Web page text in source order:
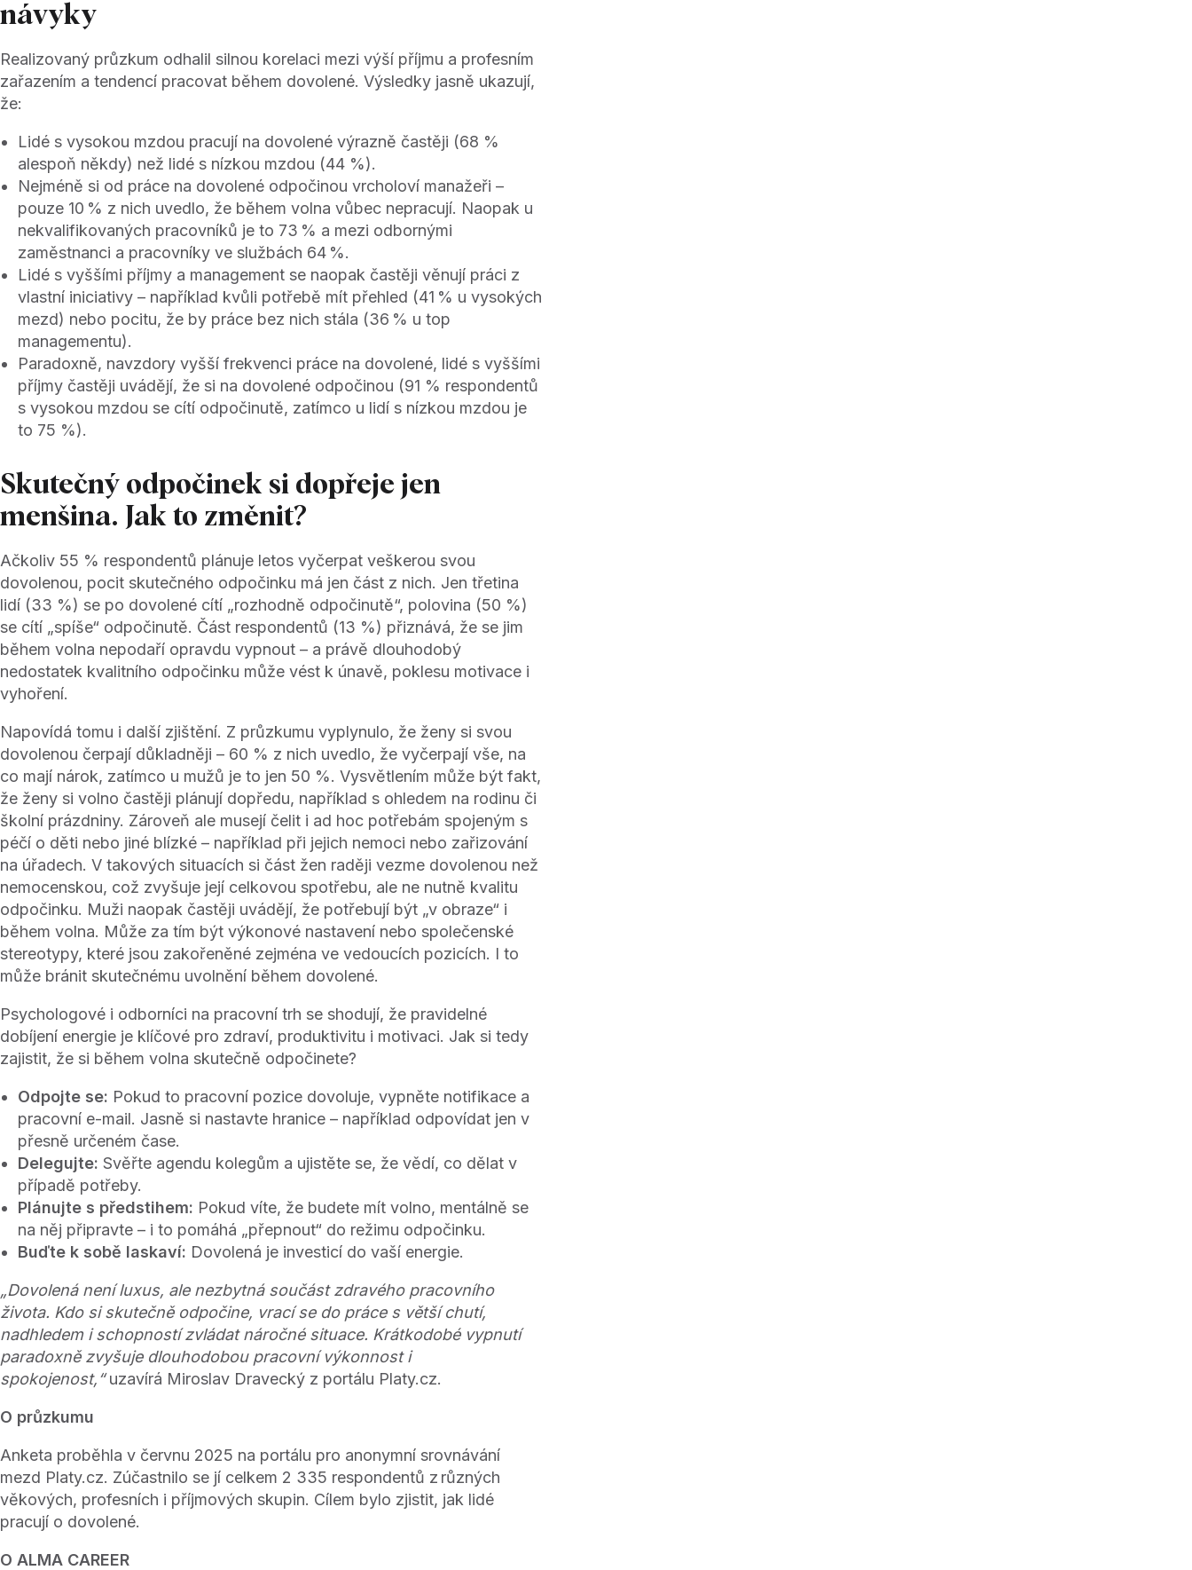
návyky
Realizovaný průzkum odhalil silnou korelaci mezi výší příjmu a profesním
zařazením a tendencí pracovat během dovolené. Výsledky jasně ukazují,
že:
Lidé s vysokou mzdou pracují na dovolené výrazně častěji (68 %
alespoň někdy) než lidé s nízkou mzdou (44 %).
Nejméně si od práce na dovolené odpočinou vrcholoví manažeři –
pouze 10 % z nich uvedlo, že během volna vůbec nepracují. Naopak u
nekvalifikovaných pracovníků je to 73 % a mezi odbornými
zaměstnanci a pracovníky ve službách 64 %.
Lidé s vyššími příjmy a management se naopak častěji věnují práci z
vlastní iniciativy – například kvůli potřebě mít přehled (41 % u vysokých
mezd) nebo pocitu, že by práce bez nich stála (36 % u top
managementu).
Paradoxně, navzdory vyšší frekvenci práce na dovolené, lidé s vyššími
příjmy častěji uvádějí, že si na dovolené odpočinou (91 % respondentů
s vysokou mzdou se cítí odpočinutě, zatímco u lidí s nízkou mzdou je
to 75 %).
Skutečný odpočinek si dopřeje jen
menšina. Jak to změnit?
Ačkoliv 55 % respondentů plánuje letos vyčerpat veškerou svou
dovolenou, pocit skutečného odpočinku má jen část z nich. Jen třetina
lidí (33 %) se po dovolené cítí „rozhodně odpočinutě“, polovina (50 %)
se cítí „spíše“ odpočinutě. Část respondentů (13 %) přiznává, že se jim
během volna nepodaří opravdu vypnout – a právě dlouhodobý
nedostatek kvalitního odpočinku může vést k únavě, poklesu motivace i
vyhoření.
Napovídá tomu i další zjištění. Z průzkumu vyplynulo, že ženy si svou
dovolenou čerpají důkladněji – 60 % z nich uvedlo, že vyčerpají vše, na
co mají nárok, zatímco u mužů je to jen 50 %. Vysvětlením může být fakt,
že ženy si volno častěji plánují dopředu, například s ohledem na rodinu či
školní prázdniny. Zároveň ale musejí čelit i ad hoc potřebám spojeným s
péčí o děti nebo jiné blízké – například při jejich nemoci nebo zařizování
na úřadech. V takových situacích si část žen raději vezme dovolenou než
nemocenskou, což zvyšuje její celkovou spotřebu, ale ne nutně kvalitu
odpočinku. Muži naopak častěji uvádějí, že potřebují být „v obraze“ i
během volna. Může za tím být výkonové nastavení nebo společenské
stereotypy, které jsou zakořeněné zejména ve vedoucích pozicích. I to
může bránit skutečnému uvolnění během dovolené.
Psychologové i odborníci na pracovní trh se shodují, že pravidelné
dobíjení energie je klíčové pro zdraví, produktivitu i motivaci. Jak si tedy
zajistit, že si během volna skutečně odpočinete?
Odpojte se: Pokud to pracovní pozice dovoluje, vypněte notifikace a
pracovní e-mail. Jasně si nastavte hranice – například odpovídat jen v
přesně určeném čase.
Delegujte: Svěřte agendu kolegům a ujistěte se, že vědí, co dělat v
případě potřeby.
Plánujte s předstihem: Pokud víte, že budete mít volno, mentálně se
na něj připravte – i to pomáhá „přepnout“ do režimu odpočinku.
Buďte k sobě laskaví: Dovolená je investicí do vaší energie.
„Dovolená není luxus, ale nezbytná součást zdravého pracovního
života. Kdo si skutečně odpočine, vrací se do práce s větší chutí,
nadhledem i schopností zvládat náročné situace. Krátkodobé vypnutí
paradoxně zvyšuje dlouhodobou pracovní výkonnost i
spokojenost,“uzavírá Miroslav Dravecký z portálu Platy.cz.
O průzkumu
Anketa proběhla v červnu 2025 na portálu pro anonymní srovnávání
mezd Platy.cz. Zúčastnilo se jí celkem 2 335 respondentů z různých
věkových, profesních i příjmových skupin. Cílem bylo zjistit, jak lidé
pracují o dovolené.
O ALMA CAREER